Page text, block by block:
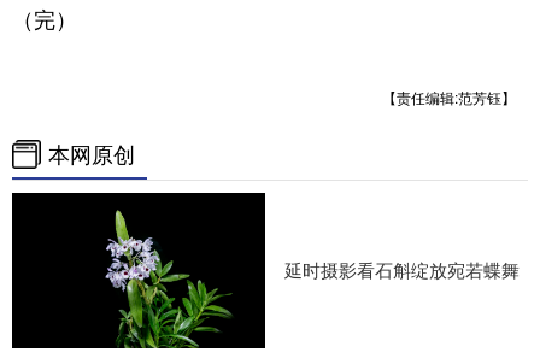
（完）
【责任编辑:范芳钰】
本网原创
延时摄影看石斛绽放宛若蝶舞